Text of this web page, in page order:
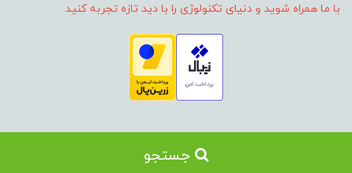
با ما همراه شوید و دنیای تکنولوژی را با دید تازه تجربه کنید
ساخت فروشگاه توسطسایت پرتال